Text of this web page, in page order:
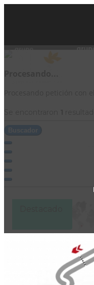
Procesando petición con